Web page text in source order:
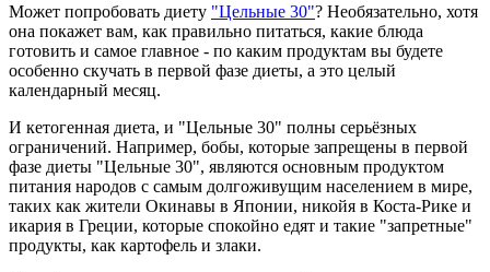
Может попробовать диету "Цельные 30"? Необязательно, хотя
она покажет вам, как правильно питаться, какие блюда
готовить и самое главное - по каким продуктам вы будете
особенно скучать в первой фазе диеты, а это целый
календарный месяц.
И кетогенная диета, и "Цельные 30" полны серьёзных
ограничений. Например, бобы, которые запрещены в первой
фазе диеты "Цельные 30", являются основным продуктом
питания народов с самым долгоживущим населением в мире,
таких как жители Окинавы в Японии, никойя в Коста-Рике и
икария в Греции, которые спокойно едят и такие "запретные"
продукты, как картофель и злаки.